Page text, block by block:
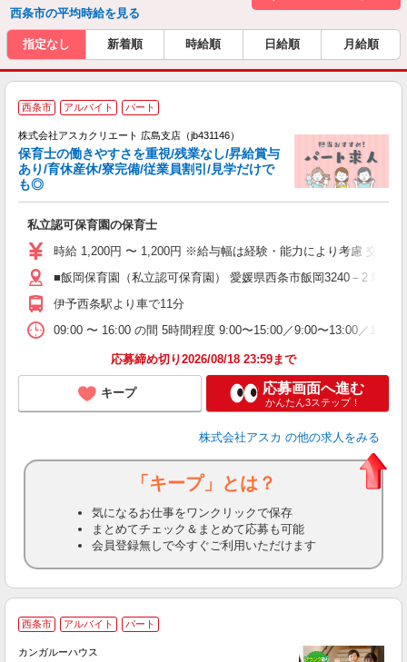
西条市の平均時給を見る
指定なし 新着順 時給順 日給順 月給順
西条市 アルバイト パート
株式会社アスカクリエート 広島支店（jb431146）
保育士の働きやすさを重視/残業なし/昇給賞与
あり/育休産休/寮完備/従業員割引/見学だけで
も◎
私立認可保育園の保育士
時給 1,200円 〜 1,200円 ※給与幅は経験・能力により考慮 交通費
■飯岡保育園（私立認可保育園） 愛媛県西条市飯岡3240－2 駐車
伊予西条駅より車で11分
09:00 〜 16:00 の間 5時間程度 9:00〜15:00／9:00〜13:00／15:00
応募締め切り2026/08/18 23:59まで
キープ 応募画面へ進む
かんたん3ステップ！
株式会社アスカ の他の求人をみる
「キープ」とは？
気になるお仕事をワンクリックで保存
まとめてチェック＆まとめて応募も可能
会員登録無しで今すぐご利用いただけます
西条市 アルバイト パート
カンガルーハウス